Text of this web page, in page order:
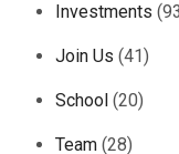
Investments
Join Us (41)
School (20)
Team (28)